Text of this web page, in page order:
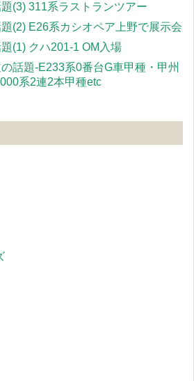
(3) 311系ラストランツアー
(2) E26系カシオペア上野で展示会
(1) クハ201-1 OM入場
話題-E233系0番台G車甲種・甲州
系2連2本甲種etc